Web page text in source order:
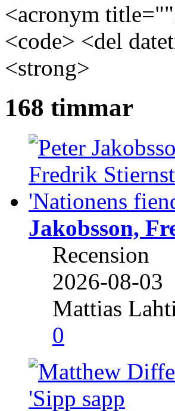
<acronym
<code> <del
<strong>
168 timmar
Jakobsson,
Recension
2026-08-03
Mattias
0